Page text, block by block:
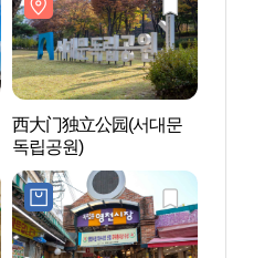
西大门独立公园(서대문
독립공원)